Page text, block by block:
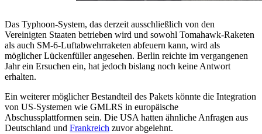
Das Typhoon-System, das derzeit ausschließlich von den
Vereinigten Staaten betrieben wird und sowohl Tomahawk-Raketen
als auch SM-6-Luftabwehrraketen abfeuern kann, wird als
möglicher Lückenfüller angesehen. Berlin reichte im vergangenen
Jahr ein Ersuchen ein, hat jedoch bislang noch keine Antwort
erhalten.
Ein weiterer möglicher Bestandteil des Pakets könnte die Integration
von US-Systemen wie GMLRS in europäische
Abschussplattformen sein. Die USA hatten ähnliche Anfragen aus
Deutschland und Frankreich zuvor abgelehnt.